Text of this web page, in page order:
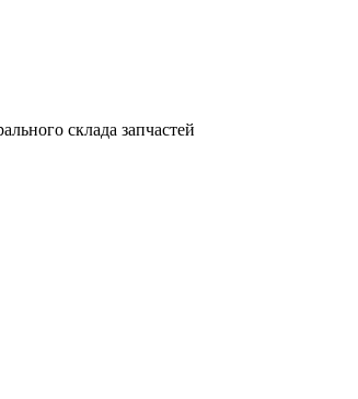
склада запчастей